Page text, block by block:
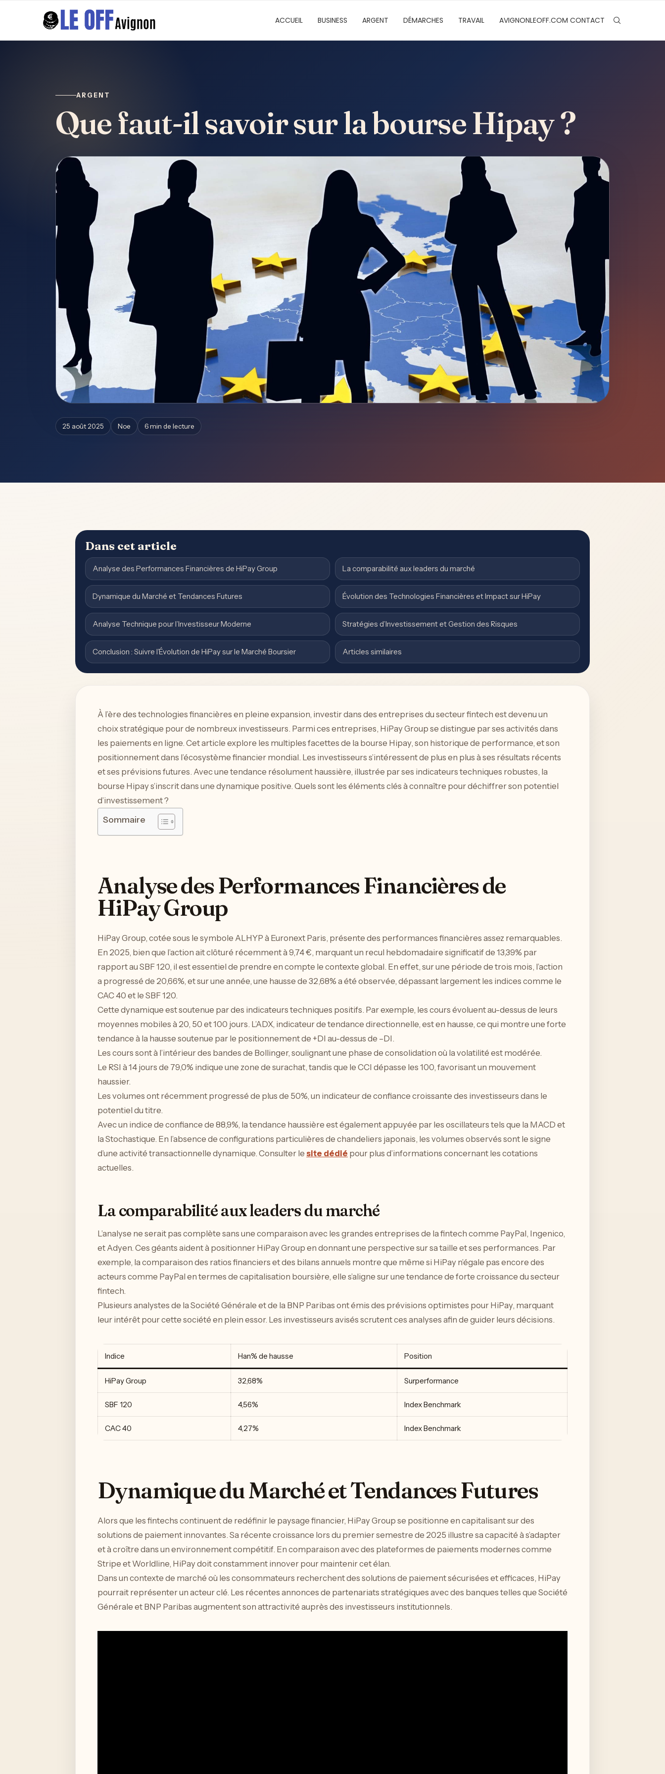
ACCUEIL BUSINESS ARGENT DÉMARCHES TRAVAIL AVIGNONLEOFF.COM CONTACT
ARGENT
Que faut-il savoir sur la bourse Hipay ?
25 août 2025 Noe 6 min de lecture
Dans cet article
Analyse des Performances Financières de HiPay Group La comparabilité aux leaders du marché
Dynamique du Marché et Tendances Futures Évolution des Technologies Financières et Impact sur HiPay
Analyse Technique pour l’Investisseur Moderne Stratégies d’Investissement et Gestion des Risques
Conclusion : Suivre l’Évolution de HiPay sur le Marché Boursier Articles similaires
À l’ère des technologies financières en pleine expansion, investir dans des entreprises du secteur fintech est devenu un
choix stratégique pour de nombreux investisseurs. Parmi ces entreprises, HiPay Group se distingue par ses activités dans
les paiements en ligne. Cet article explore les multiples facettes de la bourse Hipay, son historique de performance, et son
positionnement dans l’écosystème financier mondial. Les investisseurs s’intéressent de plus en plus à ses résultats récents
et ses prévisions futures. Avec une tendance résolument haussière, illustrée par ses indicateurs techniques robustes, la
bourse Hipay s’inscrit dans une dynamique positive. Quels sont les éléments clés à connaître pour déchiffrer son potentiel
d’investissement ?
Sommaire
Analyse des Performances Financières de
HiPay Group
HiPay Group, cotée sous le symbole ALHYP à Euronext Paris, présente des performances financières assez remarquables.
En 2025, bien que l’action ait clôturé récemment à 9,74 €, marquant un recul hebdomadaire significatif de 13,39% par
rapport au SBF 120, il est essentiel de prendre en compte le contexte global. En effet, sur une période de trois mois, l’action
a progressé de 20,66%, et sur une année, une hausse de 32,68% a été observée, dépassant largement les indices comme le
CAC 40 et le SBF 120.
Cette dynamique est soutenue par des indicateurs techniques positifs. Par exemple, les cours évoluent au-dessus de leurs
moyennes mobiles à 20, 50 et 100 jours. L’ADX, indicateur de tendance directionnelle, est en hausse, ce qui montre une forte
tendance à la hausse soutenue par le positionnement de +DI au-dessus de –DI.
Les cours sont à l’intérieur des bandes de Bollinger, soulignant une phase de consolidation où la volatilité est modérée.
Le RSI à 14 jours de 79,0% indique une zone de surachat, tandis que le CCI dépasse les 100, favorisant un mouvement
haussier.
Les volumes ont récemment progressé de plus de 50%, un indicateur de confiance croissante des investisseurs dans le
potentiel du titre.
Avec un indice de confiance de 88,9%, la tendance haussière est également appuyée par les oscillateurs tels que la MACD et
la Stochastique. En l’absence de configurations particulières de chandeliers japonais, les volumes observés sont le signe
d’une activité transactionnelle dynamique. Consulter le site dédié pour plus d’informations concernant les cotations
actuelles.
La comparabilité aux leaders du marché
L’analyse ne serait pas complète sans une comparaison avec les grandes entreprises de la fintech comme PayPal, Ingenico,
et Adyen. Ces géants aident à positionner HiPay Group en donnant une perspective sur sa taille et ses performances. Par
exemple, la comparaison des ratios financiers et des bilans annuels montre que même si HiPay n’égale pas encore des
acteurs comme PayPal en termes de capitalisation boursière, elle s’aligne sur une tendance de forte croissance du secteur
fintech.
Plusieurs analystes de la Société Générale et de la BNP Paribas ont émis des prévisions optimistes pour HiPay, marquant
leur intérêt pour cette société en plein essor. Les investisseurs avisés scrutent ces analyses afin de guider leurs décisions.
Indice Han% de hausse Position
HiPay Group 32,68% Surperformance
SBF 120 4,56% Index Benchmark
CAC 40 4,27% Index Benchmark
Dynamique du Marché et Tendances Futures
Alors que les fintechs continuent de redéfinir le paysage financier, HiPay Group se positionne en capitalisant sur des
solutions de paiement innovantes. Sa récente croissance lors du premier semestre de 2025 illustre sa capacité à s’adapter
et à croître dans un environnement compétitif. En comparaison avec des plateformes de paiements modernes comme
Stripe et Worldline, HiPay doit constamment innover pour maintenir cet élan.
Dans un contexte de marché où les consommateurs recherchent des solutions de paiement sécurisées et efficaces, HiPay
pourrait représenter un acteur clé. Les récentes annonces de partenariats stratégiques avec des banques telles que Société
Générale et BNP Paribas augmentent son attractivité auprès des investisseurs institutionnels.